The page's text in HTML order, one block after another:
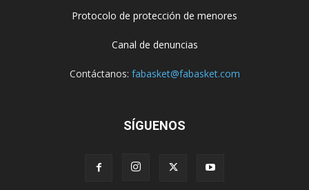
Protocolo de protección de menores
Canal de denuncias
Contáctanos: fabasket@fabasket.com
SÍGUENOS